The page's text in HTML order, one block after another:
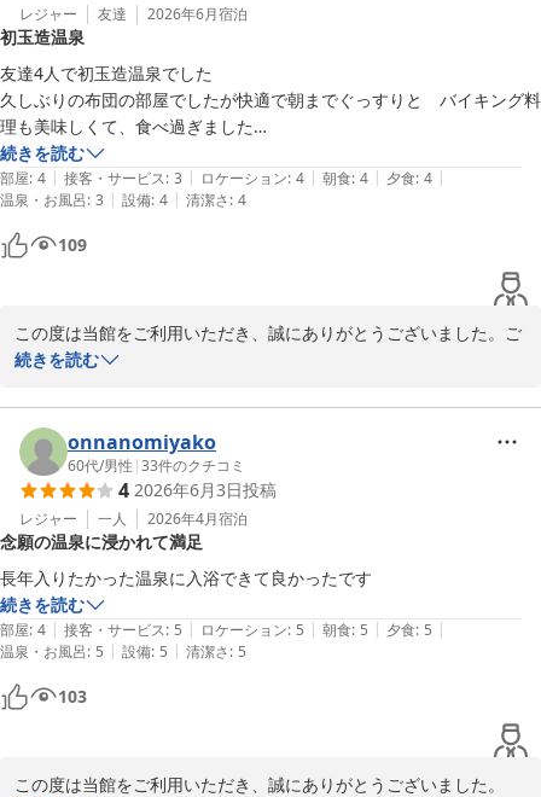
ます。
またのお越しをスタッフ一同、心よりお待ち申し上げております。
玉造温泉 湯之助の宿 長楽園
2026-06-24
レジャー 友達 2026年6月宿泊
初玉造温泉
友達4人で初玉造温泉でした
久しぶりの布団の部屋でしたが快適で朝までぐっすりと　バイキング料
理も美味しくて、食べ過ぎました
何より値段が安くてびっくり‼️また是非泊まりたいと思いました
続きを読む
部屋: 4 | 接客・サービス: 3 | ロケーション: 4 | 朝食: 4 | 夕食: 4 |
温泉・お風呂: 3 | 設備: 4 | 清潔さ: 4
109
この度は当館をご利用いただき、誠にありがとうございました。ご
友人4名様での初めての玉造温泉旅行に当館をお選びいただき、大
お部屋では快適にお過ごしいただき、朝までぐっすりお休みいただ
けたとのこと、何よりでございます。また、当館の会席料理につき
ましてもご満足いただき、たくさんお召し上がりいただけたご様子
を嬉しく拝見いたしました。
「また是非泊まりたい」とのお言葉を頂戴し、スタッフ一同大変励
みになっております。
これからも皆様に心地よくお過ごしいただける宿を目指してまいり
ます。次回玉造温泉へお越しの際も、ぜひ当館をご利用くださいま
せ。またのお越しを心よりお待ちしております。
玉造温泉 湯之助の宿 長楽園
2026-06-11
続きを読む
onnanomiyako
60代/男性 |33件のクチコミ
4 2026年6月3日投稿
レジャー 一人 2026年4月宿泊
念願の温泉に浸かれて満足
長年入りたかった温泉に入浴できて良かったです
続きを読む
部屋: 4 | 接客・サービス: 5 | ロケーション: 5 | 朝食: 5 | 夕食: 5 |
温泉・お風呂: 5 | 設備: 5 | 清潔さ: 5
103
この度は当館をご利用いただき、誠にありがとうございました。